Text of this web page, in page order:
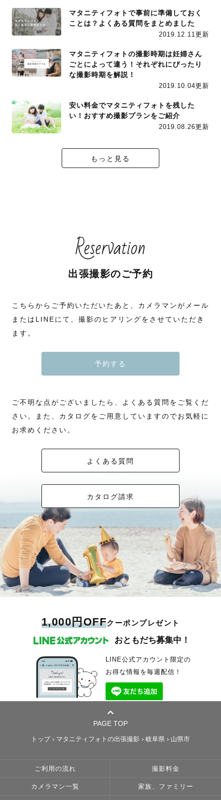
マタニティフォトで事前に準備しておく
ことは？よくある質問をまとめました
2019.12.11更新
マタニティフォトの撮影時期は妊婦さん
ごとによって違う！それぞれにぴったり
な撮影時期を解説！
2019.10.04更新
安い料金でマタニティフォトを残した
い！おすすめ撮影プランをご紹介
2019.08.26更新
もっと見る
Reservation
出張撮影のご予約
こちらからご予約いただいたあと、カメラマンがメール
またはLINEにて、撮影のヒアリングをさせていただき
ます。
予約する
ご不明な点がございましたら、よくある質問をご覧くだ
さい。また、カタログをご用意していますのでお気軽に
お求めください。
よくある質問
カタログ請求
1,000円OFFクーポンプレゼント
おともだち募集中！
LINE公式アカウント限定の
お得な情報を毎週配信！
PAGE TOP
トップ› マタニティフォトの出張撮影 › 岐阜県 › 山県市
ご利用の流れ 撮影料金
カメラマン一覧 家族、ファミリー